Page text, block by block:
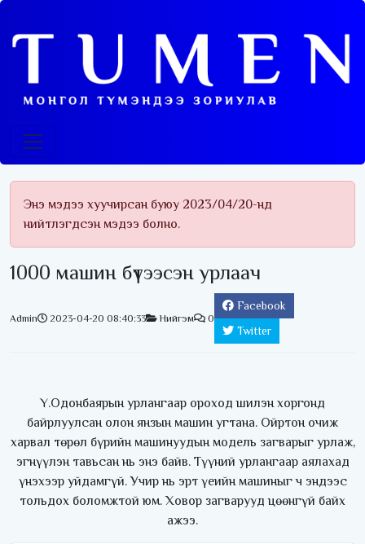
Энэ мэдээ хуучирсан буюу 2023/04/20-нд
нийтлэгдсэн мэдээ болно.
1000 машин бүтээсэн урлаач
Admin 2023-04-20 08:40:33 Нийгэм 0
Facebook
Twitter
Ү.Одонбаярын урлангаар ороход шилэн хоргонд
байрлуулсан олон янзын машин угтана. Ойртон очиж
харвал төрөл бүрийн машинуудын модель загварыг урлаж,
эгнүүлэн тавьсан нь энэ байв. Түүний урлангаар аялахад
үнэхээр уйдамгүй. Учир нь эрт үеийн машиныг ч эндээс
тольдох боломжтой юм. Ховор загварууд цөөнгүй байх
ажээ.